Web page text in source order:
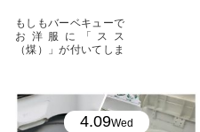
もしもバーベキューで
お洋服に「スス
（煤）」が付いてしま
4.09Wed